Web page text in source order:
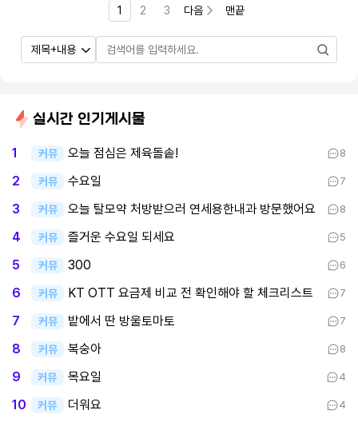
1 2 3 다음 맨끝
실시간 인기게시물
1 커뮤 오늘 점심은 제육돌솥! 8
2 커뮤 수요일 7
3 커뮤 오늘 탈모약 처방받으러 연세용한내과 방문했어요 8
4 커뮤 즐거운 수요일 되세요 5
5 커뮤 300 6
6 커뮤 KT OTT 요금제 비교 전 확인해야 할 체크리스트 7
7 커뮤 밭에서 딴 방울토마토 7
8 커뮤 복숭아 8
9 커뮤 목요일 4
10 커뮤 더워요 4